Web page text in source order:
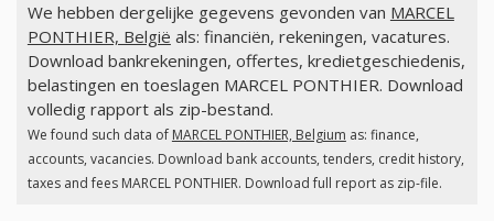
We hebben dergelijke gegevens gevonden van MARCEL
PONTHIER, België als: financiën, rekeningen, vacatures.
Download bankrekeningen, offertes, kredietgeschiedenis,
belastingen en toeslagen MARCEL PONTHIER. Download
volledig rapport als zip-bestand.
We found such data of MARCEL PONTHIER, Belgium as: finance,
accounts, vacancies. Download bank accounts, tenders, credit history,
taxes and fees MARCEL PONTHIER. Download full report as zip-file.